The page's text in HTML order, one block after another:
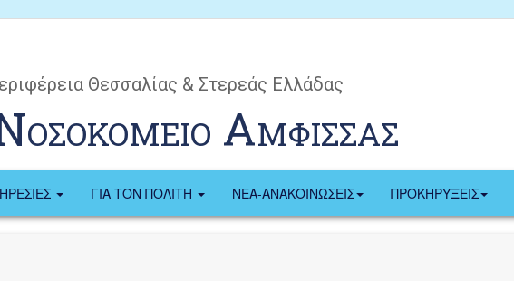
Θεσσαλίας & Στερεάς Ελλάδας
Αμφισσας
ΓΙΑ ΤΟΝ ΠΟΛΙΤΗ ΝΕΑ-ΑΝΑΚΟΙΝΩΣΕΙΣ ΠΡΟΚΗΡΥΞΕΙΣ